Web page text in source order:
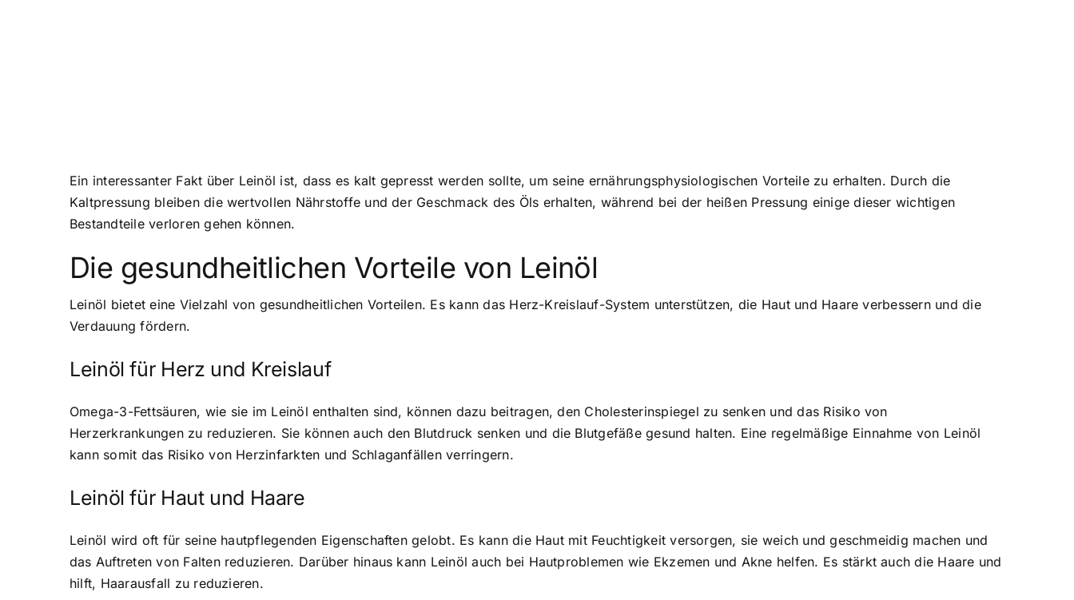
Ein interessanter Fakt über Leinöl ist, dass es kalt gepresst werden sollte, um seine ernährungsphysiologischen Vorteile zu erhalten. Durch die
Kaltpressung bleiben die wertvollen Nährstoffe und der Geschmack des Öls erhalten, während bei der heißen Pressung einige dieser wichtigen
Bestandteile verloren gehen können.
Die gesundheitlichen Vorteile von Leinöl
Leinöl bietet eine Vielzahl von gesundheitlichen Vorteilen. Es kann das Herz-Kreislauf-System unterstützen, die Haut und Haare verbessern und die
Verdauung fördern.
Leinöl für Herz und Kreislauf
Omega-3-Fettsäuren, wie sie im Leinöl enthalten sind, können dazu beitragen, den Cholesterinspiegel zu senken und das Risiko von
Herzerkrankungen zu reduzieren. Sie können auch den Blutdruck senken und die Blutgefäße gesund halten. Eine regelmäßige Einnahme von Leinöl
kann somit das Risiko von Herzinfarkten und Schlaganfällen verringern.
Leinöl für Haut und Haare
Leinöl wird oft für seine hautpflegenden Eigenschaften gelobt. Es kann die Haut mit Feuchtigkeit versorgen, sie weich und geschmeidig machen und
das Auftreten von Falten reduzieren. Darüber hinaus kann Leinöl auch bei Hautproblemen wie Ekzemen und Akne helfen. Es stärkt auch die Haare und
hilft, Haarausfall zu reduzieren.